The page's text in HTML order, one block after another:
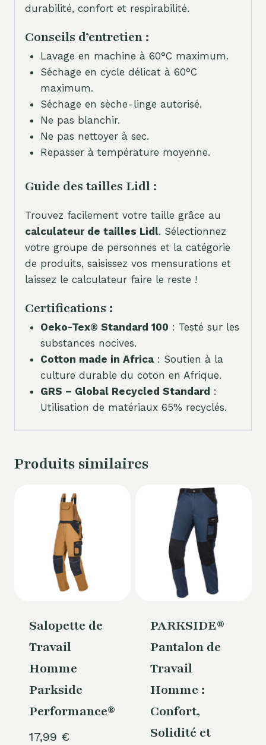
durabilité, confort et respirabilité.
Conseils d’entretien :
Lavage en machine à 60°C maximum.
Séchage en cycle délicat à 60°C
maximum.
Séchage en sèche-linge autorisé.
Ne pas blanchir.
Ne pas nettoyer à sec.
Repasser à température moyenne.
Guide des tailles Lidl :
Trouvez facilement votre taille grâce au
calculateur de tailles Lidl. Sélectionnez
votre groupe de personnes et la catégorie
de produits, saisissez vos mensurations et
laissez le calculateur faire le reste !
Certifications :
Oeko-Tex® Standard 100 : Testé sur les
substances nocives.
Cotton made in Africa: Soutien à la
culture durable du coton en Afrique.
GRS – Global Recycled Standard :
Utilisation de matériaux 65% recyclés.
Produits similaires
Salopette de
Travail
Homme
Parkside
Performance®
17,99 €
PARKSIDE®
Pantalon de
Travail
Homme :
Confort,
Solidité et